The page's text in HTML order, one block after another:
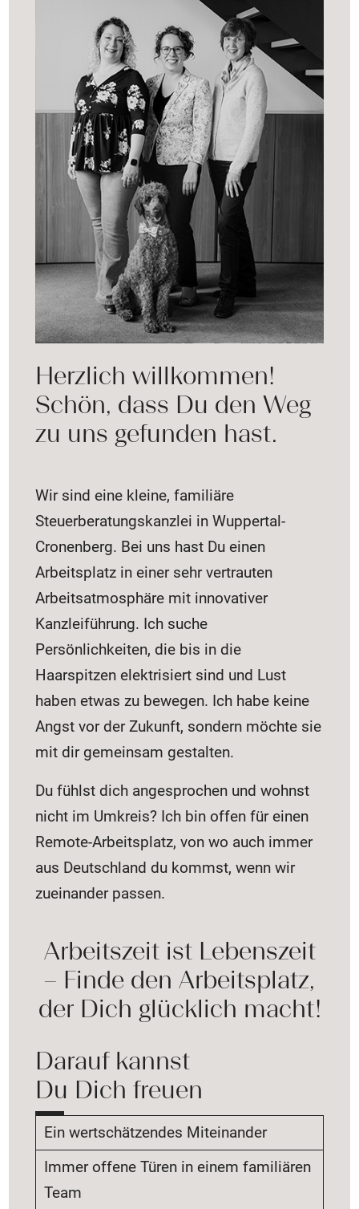
Herzlich willkommen!
Schön, dass Du den Weg
zu uns gefunden hast.
Wir sind eine kleine, familiäre
Steuerberatungskanzlei in Wuppertal-
Cronenberg. Bei uns hast Du einen
Arbeitsplatz in einer sehr vertrauten
Arbeitsatmosphäre mit innovativer
Kanzleiführung. Ich suche
Persönlichkeiten, die bis in die
Haarspitzen elektrisiert sind und Lust
haben etwas zu bewegen. Ich habe keine
Angst vor der Zukunft, sondern möchte sie
mit dir gemeinsam gestalten.
Du fühlst dich angesprochen und wohnst
nicht im Umkreis? Ich bin offen für einen
Remote-Arbeitsplatz, von wo auch immer
aus Deutschland du kommst, wenn wir
zueinander passen.
Arbeitszeit ist Lebenszeit
– Finde den Arbeitsplatz,
der Dich glücklich macht!
Darauf kannst
Du Dich freuen
Ein wertschätzendes Miteinander
Immer offene Türen in einem familiären
Team